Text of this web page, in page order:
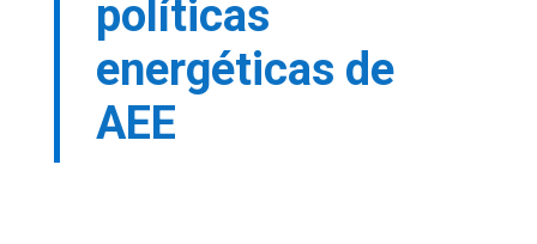
políticas
energéticas de
AEE